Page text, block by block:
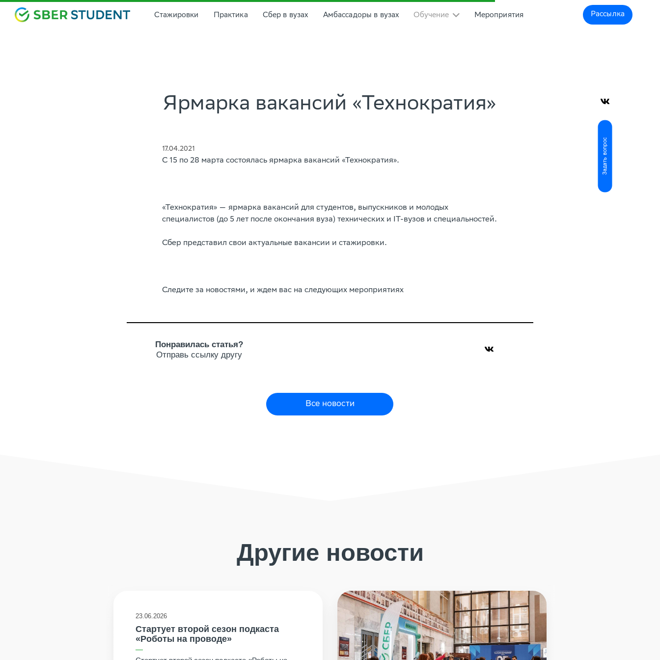
Стажировки Практика Сбер в вузах Амбассадоры в вузах Обучение Мероприятия Рассылка
Ярмарка вакансий «Технократия»
17.04.2021
С 15 по 28 марта состоялась ярмарка вакансий «Технократия».
«Технократия» — ярмарка вакансий для студентов, выпускников и молодых
специалистов (до 5 лет после окончания вуза) технических и IT-вузов и специальностей.
Сбер представил свои актуальные вакансии и стажировки.
Следите за новостями, и ждем вас на следующих мероприятиях
Понравилась статья?
Отправь ссылку другу
Все новости
Задать вопрос
Другие новости
23.06.2026
Стартует второй сезон подкаста
«Роботы на проводе»